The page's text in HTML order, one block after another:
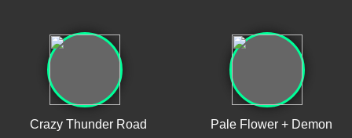
Crazy Thunder Road
Pale Flower + Demon